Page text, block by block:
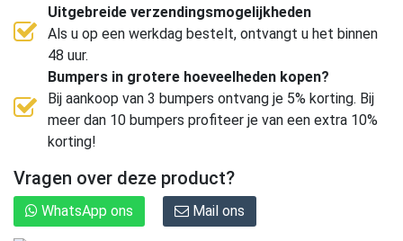
Uitgebreide verzendingsmogelijkheden
Als u op een werkdag bestelt, ontvangt u het binnen
48 uur.
Bumpers in grotere hoeveelheden kopen?
Bij aankoop van 3 bumpers ontvang je 5% korting. Bij
meer dan 10 bumpers profiteer je van een extra 10%
korting!
Vragen over deze product?
WhatsApp ons Mail ons